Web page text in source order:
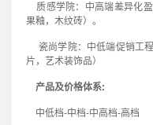
质感学院：中高端差异化
果釉，木纹砖）。
瓷尚学院：中低端促销工
片，艺术装饰品）
产品及价格体系:
中低档-中档-中高档-高档